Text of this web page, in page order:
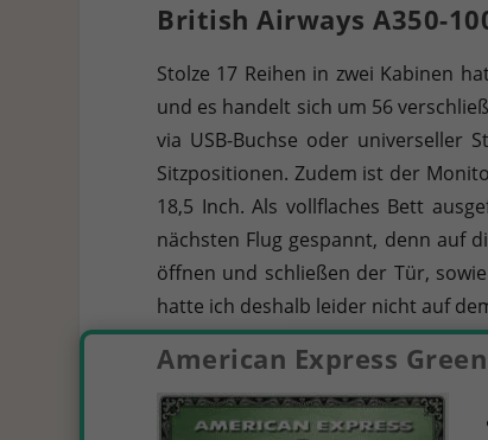
British Airways A350-
Stolze 17 Reihen in zwei Kabinen
und es handelt sich um 56
via USB-Buchse oder universeller
Sitzpositionen. Zudem ist der
18,5 Inch. Als vollflaches Bett
nächsten Flug gespannt, denn auf
öffnen und schließen der Tür,
hatte ich deshalb leider nicht auf
American Express